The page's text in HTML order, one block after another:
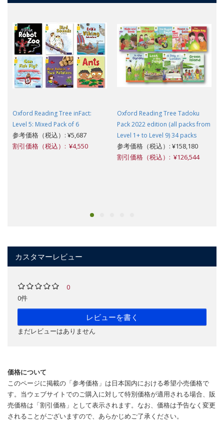
Oxford Reading Tree inFact:
Level 5: Mixed Pack of 6
参考価格（税込）: ¥5,687
割引価格（税込）: ¥4,550
Oxford Reading Tree Tadoku
Pack 2022 edition (all packs from
Level 1+ to Level 9) 34 packs
参考価格（税込）: ¥158,180
割引価格（税込）: ¥126,544
カスタマーレビュー
0
0件
レビューを書く
まだレビューはありません
価格について
このページに掲載の「参考価格」は日本国内における希望小売価格で
す。当ウェブサイトでのご購入に対して特別価格が適用される場合、販
売価格は「割引価格」として表示されます。なお、価格は予告なく変更
されることがございますので、あらかじめご了承ください。